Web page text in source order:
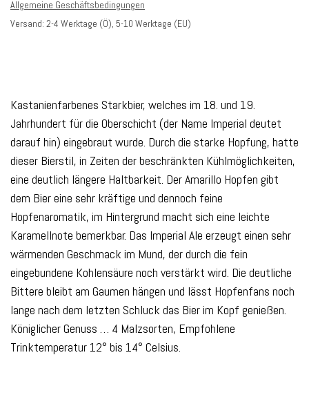
Allgemeine Geschäftsbedingungen
Versand: 2-4 Werktage (Ö), 5-10 Werktage (EU)
Kastanienfarbenes Starkbier, welches im 18. und 19.
Jahrhundert für die Oberschicht (der Name Imperial deutet
darauf hin) eingebraut wurde. Durch die starke Hopfung, hatte
dieser Bierstil, in Zeiten der beschränkten Kühlmöglichkeiten,
eine deutlich längere Haltbarkeit. Der Amarillo Hopfen gibt
dem Bier eine sehr kräftige und dennoch feine
Hopfenaromatik, im Hintergrund macht sich eine leichte
Karamellnote bemerkbar. Das Imperial Ale erzeugt einen sehr
wärmenden Geschmack im Mund, der durch die fein
eingebundene Kohlensäure noch verstärkt wird. Die deutliche
Bittere bleibt am Gaumen hängen und lässt Hopfenfans noch
lange nach dem letzten Schluck das Bier im Kopf genießen.
Königlicher Genuss … 4 Malzsorten, Empfohlene
Trinktemperatur 12° bis 14° Celsius.